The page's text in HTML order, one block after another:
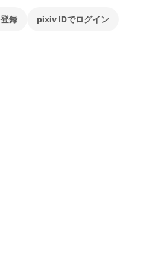
録 pixiv IDでログイン